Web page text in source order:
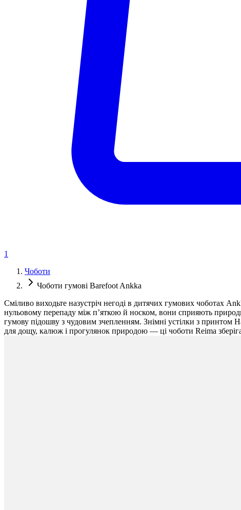
1
Чоботи
Чоботи гумові Barefoot Ankka
Сміливо виходьте назустріч негоді в дитячих гумових чоботах
нульовому перепаду між п’яткою й носком, вони сприяють
гумову підошву з чудовим зчепленням. Знімні устілки з принтом
для дощу, калюж і прогулянок природою — ці чоботи Reima